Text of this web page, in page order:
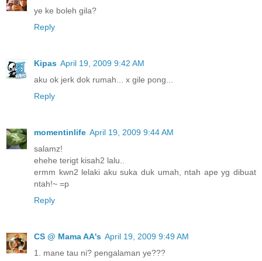
ye ke boleh gila?
Reply
Kipas April 19, 2009 9:42 AM
aku ok jerk dok rumah... x gile pong...
Reply
momentinlife April 19, 2009 9:44 AM
salamz!
ehehe terigt kisah2 lalu..
ermm kwn2 lelaki aku suka duk umah, ntah ape yg dibuat
ntah!~ =p
Reply
CS @ Mama AA's April 19, 2009 9:49 AM
1. mane tau ni? pengalaman ye???